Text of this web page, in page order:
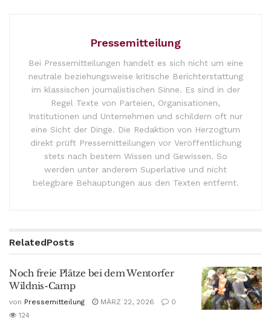
Pressemitteilung
Bei Pressemitteilungen handelt es sich nicht um eine
neutrale beziehungsweise kritische Berichterstattung
im klassischen journalistischen Sinne. Es sind in der
Regel Texte von Parteien, Organisationen,
Institutionen und Unternehmen und schildern oft nur
eine Sicht der Dinge. Die Redaktion von Herzogtum
direkt prüft Pressemitteilungen vor Veröffentlichung
stets nach bestem Wissen und Gewissen. So
werden unter anderem Superlative und nicht
belegbare Behauptungen aus den Texten entfernt.
RelatedPosts
Noch freie Plätze bei dem Wentorfer
Wildnis-Camp
von Pressemitteilung MÄRZ 22, 2026
0
124